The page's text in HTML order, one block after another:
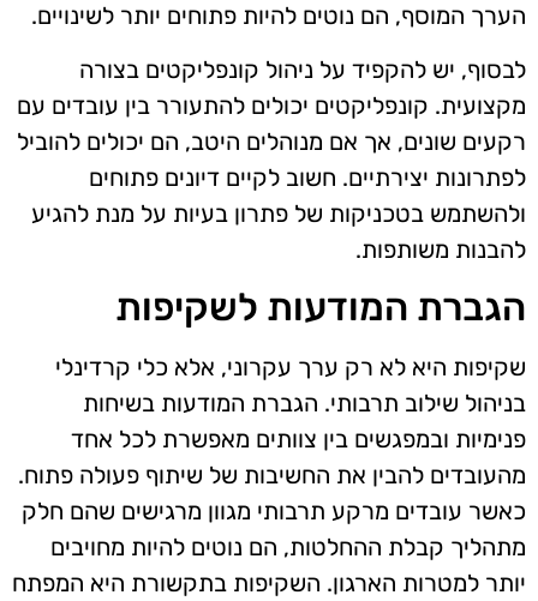
הערך המוסף, הם נוטים להיות פתוחים יותר לשינויים.
לבסוף, יש להקפיד על ניהול קונפליקטים בצורה
מקצועית. קונפליקטים יכולים להתעורר בין עובדים עם
רקעים שונים, אך אם מנוהלים היטב, הם יכולים להוביל
לפתרונות יצירתיים. חשוב לקיים דיונים פתוחים
ולהשתמש בטכניקות של פתרון בעיות על מנת להגיע
להבנות משותפות.
הגברת המודעות לשקיפות
שקיפות היא לא רק ערך עקרוני, אלא כלי קרדינלי
בניהול שילוב תרבותי. הגברת המודעות בשיחות
פנימיות ובמפגשים בין צוותים מאפשרת לכל אחד
מהעובדים להבין את החשיבות של שיתוף פעולה פתוח.
כאשר עובדים מרקע תרבותי מגוון מרגישים שהם חלק
מתהליך קבלת ההחלטות, הם נוטים להיות מחויבים
יותר למטרות הארגון. השקיפות בתקשורת היא המפתח